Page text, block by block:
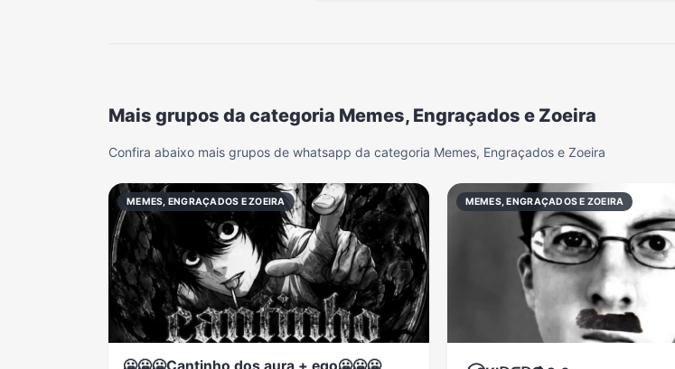
Mais grupos da categoria Memes, Engraçados e Zoeira
Confira abaixo mais grupos de whatsapp da categoria Memes, Engraçados e Zoeira
MEMES, ENGRAÇADOS E ZOEIRA MEMES, ENGRAÇADOS E ZOEIRA